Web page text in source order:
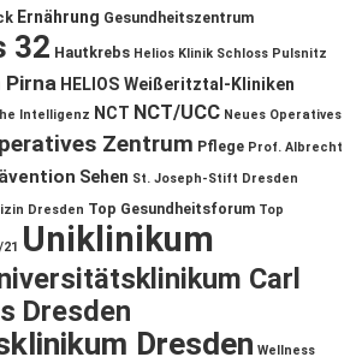
Ernährung Gesundheitszentrum
32 Hautkrebs Helios Klinik Schloss Pulsnitz
Pirna HELIOS Weißeritztal-Kliniken
Intelligenz NCT NCT/UCC Neues Operatives
Zentrum Pflege Prof. Albrecht
Sehen St. Joseph-Stift Dresden
Dresden Top Gesundheitsforum Top
Uniklinikum
Carl
Dresden
Dresden Wellness